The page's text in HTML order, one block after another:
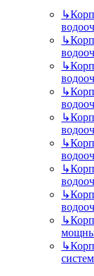
↳
↳
↳
↳
↳
↳
↳
↳
↳
↳